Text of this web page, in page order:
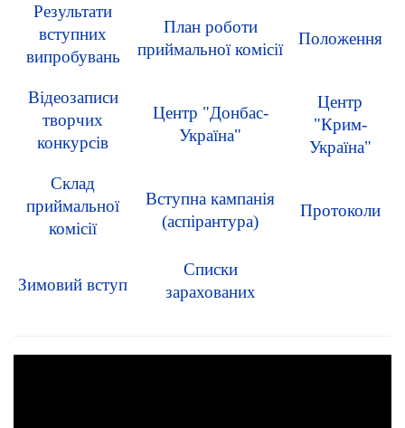
Результати
вступних
випробувань
План роботи
приймальної комісії
Положення
Відеозаписи
творчих
конкурсів
Центр "Донбас-
Україна"
Центр
"Крим-
Україна"
Склад
приймальної
комісії
Вступна кампанія
(аспірантура)
Протоколи
Зимовий вступ
Списки
зарахованих